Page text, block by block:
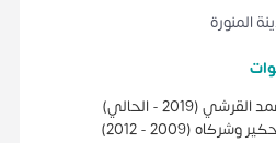
المنورة
القرشي(
2019 - الحالي)
وشركاه(
2009 -
2012
)